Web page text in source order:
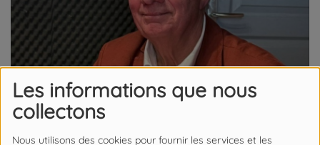
Les informations que nous
collectons
Nous utilisons des cookies pour fournir les services et les